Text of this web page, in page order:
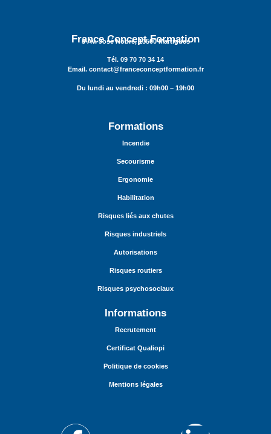
France Concept Formation
3 Av. José Nobre, 13500 Martigues
Tél. 09 70 70 34 14
Email. contact@franceconceptformation.fr
Du lundi au vendredi : 09h00 – 19h00
Formations
Incendie
Secourisme
Ergonomie
Habilitation
Risques liés aux chutes
Risques industriels
Autorisations
Risques routiers
Risques psychosociaux
Informations
Recrutement
Certificat Qualiopi
Politique de cookies
Mentions légales